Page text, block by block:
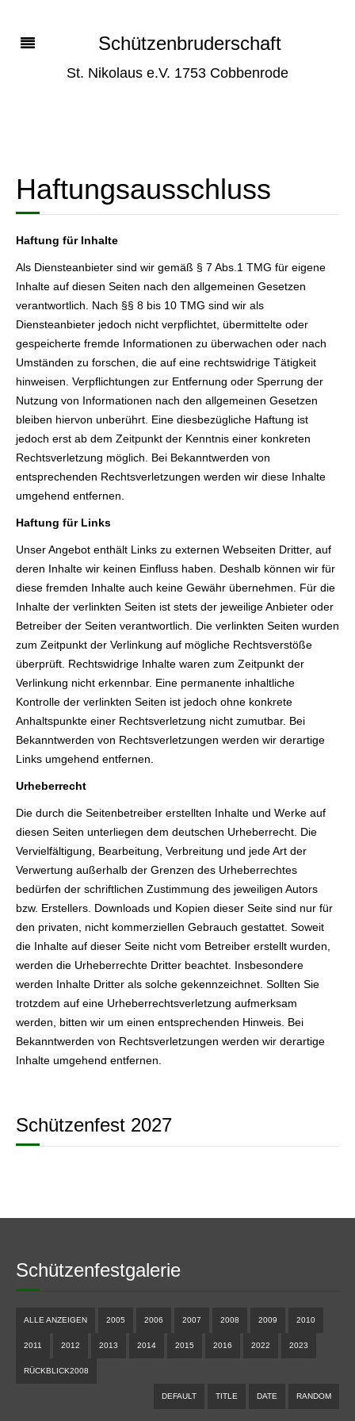
Schützenbruderschaft
St. Nikolaus e.V. 1753 Cobbenrode
Haftungsausschluss
Haftung für Inhalte
Als Diensteanbieter sind wir gemäß § 7 Abs.1 TMG für eigene
Inhalte auf diesen Seiten nach den allgemeinen Gesetzen
verantwortlich. Nach §§ 8 bis 10 TMG sind wir als
Diensteanbieter jedoch nicht verpflichtet, übermittelte oder
gespeicherte fremde Informationen zu überwachen oder nach
Umständen zu forschen, die auf eine rechtswidrige Tätigkeit
hinweisen. Verpflichtungen zur Entfernung oder Sperrung der
Nutzung von Informationen nach den allgemeinen Gesetzen
bleiben hiervon unberührt. Eine diesbezügliche Haftung ist
jedoch erst ab dem Zeitpunkt der Kenntnis einer konkreten
Rechtsverletzung möglich. Bei Bekanntwerden von
entsprechenden Rechtsverletzungen werden wir diese Inhalte
umgehend entfernen.
Haftung für Links
Unser Angebot enthält Links zu externen Webseiten Dritter, auf
deren Inhalte wir keinen Einfluss haben. Deshalb können wir für
diese fremden Inhalte auch keine Gewähr übernehmen. Für die
Inhalte der verlinkten Seiten ist stets der jeweilige Anbieter oder
Betreiber der Seiten verantwortlich. Die verlinkten Seiten wurden
zum Zeitpunkt der Verlinkung auf mögliche Rechtsverstöße
überprüft. Rechtswidrige Inhalte waren zum Zeitpunkt der
Verlinkung nicht erkennbar. Eine permanente inhaltliche
Kontrolle der verlinkten Seiten ist jedoch ohne konkrete
Anhaltspunkte einer Rechtsverletzung nicht zumutbar. Bei
Bekanntwerden von Rechtsverletzungen werden wir derartige
Links umgehend entfernen.
Urheberrecht
Die durch die Seitenbetreiber erstellten Inhalte und Werke auf
diesen Seiten unterliegen dem deutschen Urheberrecht. Die
Vervielfältigung, Bearbeitung, Verbreitung und jede Art der
Verwertung außerhalb der Grenzen des Urheberrechtes
bedürfen der schriftlichen Zustimmung des jeweiligen Autors
bzw. Erstellers. Downloads und Kopien dieser Seite sind nur für
den privaten, nicht kommerziellen Gebrauch gestattet. Soweit
die Inhalte auf dieser Seite nicht vom Betreiber erstellt wurden,
werden die Urheberrechte Dritter beachtet. Insbesondere
werden Inhalte Dritter als solche gekennzeichnet. Sollten Sie
trotzdem auf eine Urheberrechtsverletzung aufmerksam
werden, bitten wir um einen entsprechenden Hinweis. Bei
Bekanntwerden von Rechtsverletzungen werden wir derartige
Inhalte umgehend entfernen.
Schützenfest 2027
Schützenfestgalerie
ALLE ANZEIGEN 2005 2006 2007 2008 2009 2010
2011 2012 2013 2014 2015 2016 2022 2023
RÜCKBLICK2008
DEFAULT TITLE DATE RANDOM